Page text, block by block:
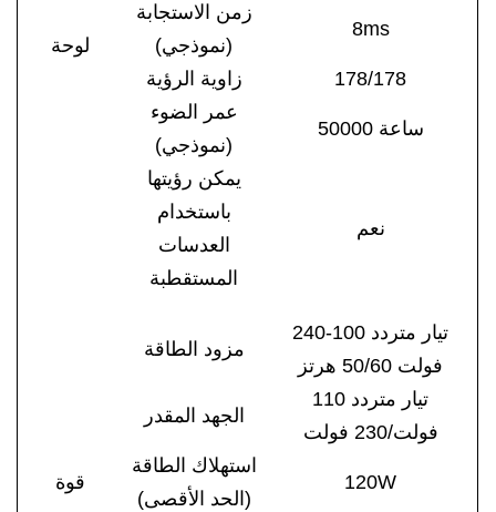
لوحة
زمن الاستجابة
(نموذجي)
8ms
زاوية الرؤية
178/178
عمر الضوء
(نموذجي)
50000 ساعة
يمكن رؤيتها
باستخدام
العدسات
المستقطبة
نعم
قوة
مزود الطاقة
تيار متردد 100-240
فولت 50/60 هرتز
الجهد المقدر
تيار متردد 110
فولت/230 فولت
استهلاك الطاقة
(الحد الأقصى)
120W